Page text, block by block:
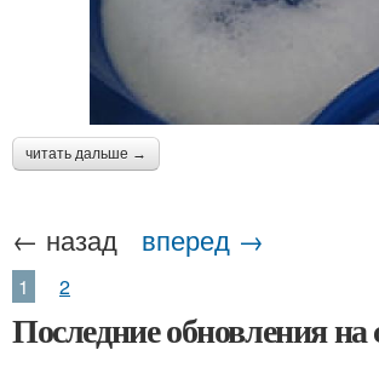
читать дальше →
← назад вперед →
1 2
Последние обновления на